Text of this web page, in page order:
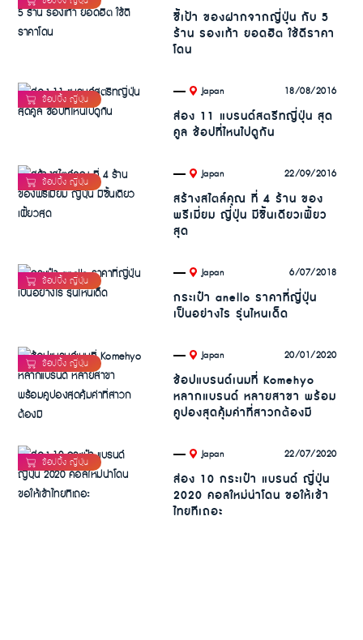
ชี้เป้า ของฝากจากญี่ปุ่น กับ 5
ร้าน รองเท้า ยอดฮิต ใช้ดีราคา
โดน
. Japan 18/08/2016
ส่อง 11 แบรนด์สตรีทญี่ปุ่น สุด
คูล ช้อปที่ไหนไปดูกัน
. Japan 22/09/2016
สร้างสไตล์คุณ ที่ 4 ร้าน ของ
พรีเมี่ยม ญี่ปุ่น มีชิ้นเดียวเฟี้ยว
สุด
. Japan 6/07/2018
กระเป๋า anello ราคาที่ญี่ปุ่น
เป็นอย่างไร รุ่นไหนเด็ด
. Japan 20/01/2020
ช้อปแบรนด์เนมที่ Komehyo
หลากแบรนด์ หลายสาขา พร้อม
คูปองสุดคุ้มค่าที่สาวกต้องมี
. Japan 22/07/2020
ส่อง 10 กระเป๋า แบรนด์ ญี่ปุ่น
2020 คอลใหม่น่าโดน ขอให้เข้า
ไทยทีเถอะ